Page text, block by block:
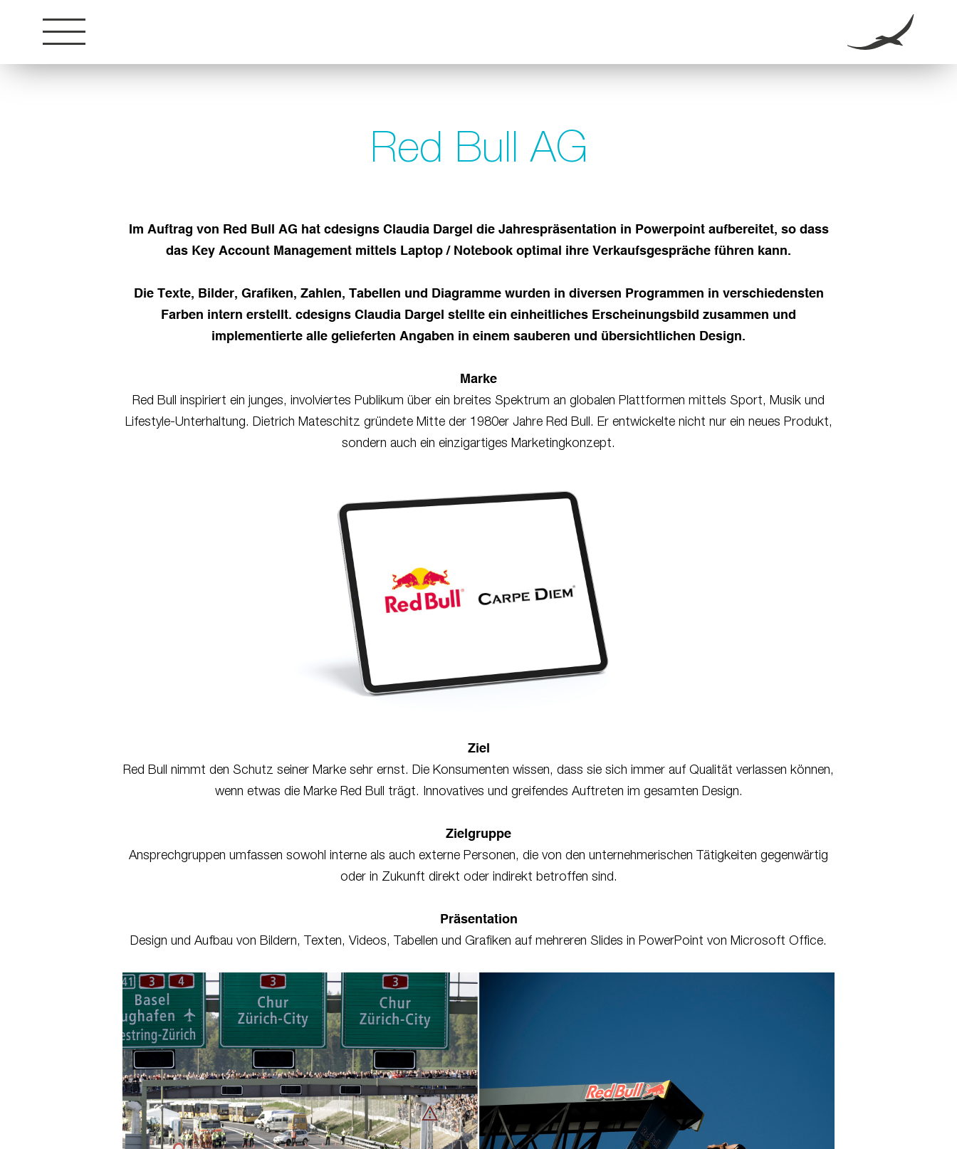
DEUTSCH ENGLISH
Red Bull AG
Im Auftrag von Red Bull AG hat cdesigns Claudia Dargel die Jahrespräsentation in Powerpoint aufbereitet, so dass
das Key Account Management mittels Laptop / Notebook optimal ihre Verkaufsgespräche führen kann.
Die Texte, Bilder, Grafiken, Zahlen, Tabellen und Diagramme wurden in diversen Programmen in verschiedensten
Farben intern erstellt. cdesigns Claudia Dargel stellte ein einheitliches Erscheinungsbild zusammen und
implementierte alle gelieferten Angaben in einem sauberen und übersichtlichen Design.
Marke
Red Bull inspiriert ein junges, involviertes Publikum über ein breites Spektrum an globalen Plattformen mittels Sport, Musik und
Lifestyle-Unterhaltung. Dietrich Mateschitz gründete Mitte der 1980er Jahre Red Bull. Er entwickelte nicht nur ein neues Produkt,
sondern auch ein einzigartiges Marketingkonzept.
Ziel
Red Bull nimmt den Schutz seiner Marke sehr ernst. Die Konsumenten wissen, dass sie sich immer auf Qualität verlassen können,
wenn etwas die Marke Red Bull trägt. Innovatives und greifendes Auftreten im gesamten Design.
Zielgruppe
Ansprechgruppen umfassen sowohl interne als auch externe Personen, die von den unternehmerischen Tätigkeiten gegenwärtig
oder in Zukunft direkt oder indirekt betroffen sind.
Präsentation
Design und Aufbau von Bildern, Texten, Videos, Tabellen und Grafiken auf mehreren Slides in PowerPoint von Microsoft Office.